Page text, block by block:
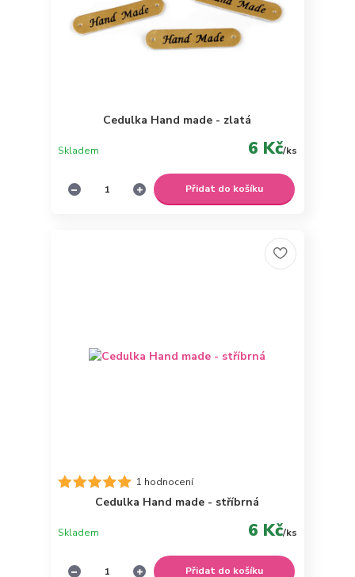
Cedulka Hand made - zlatá
6 Kč/ks
Skladem
Přidat do košíku
1 hodnocení
Cedulka Hand made - stříbrná
6 Kč/ks
Skladem
Přidat do košíku